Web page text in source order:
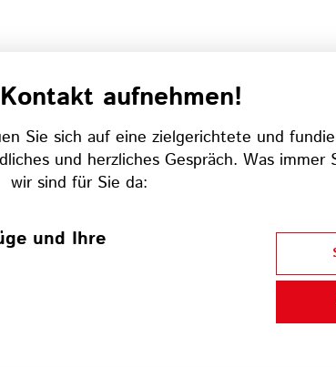
aufnehmen!
Sie sich auf eine zielgerichtete und
und herzliches Gespräch. Was immer
wir sind für Sie da:
und Ihre